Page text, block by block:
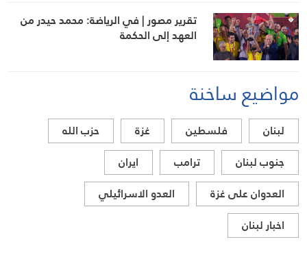
تقرير مصور | في الرياضة: محمد حيدر من
العهد إلى الحكمة
مواضيع ساخنة
لبنان فلسطين غزة
حزب الله
جنوب لبنان
ترامب
ايران
العدوان على غزة
العدو الاسرائيلي
اخبار لبنان